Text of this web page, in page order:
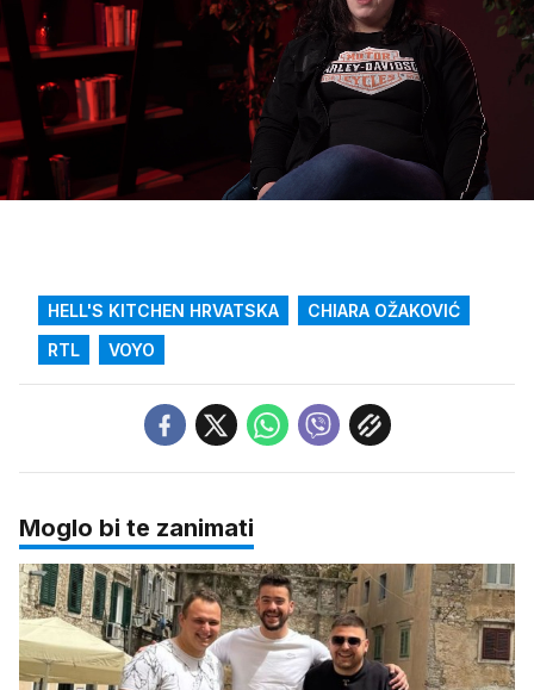
Upali
zvuk
/
Loaded
16.39%
HELL'S KITCHEN HRVATSKA
CHIARA OŽAKOVIĆ
RTL
VOYO
Moglo bi te zanimati